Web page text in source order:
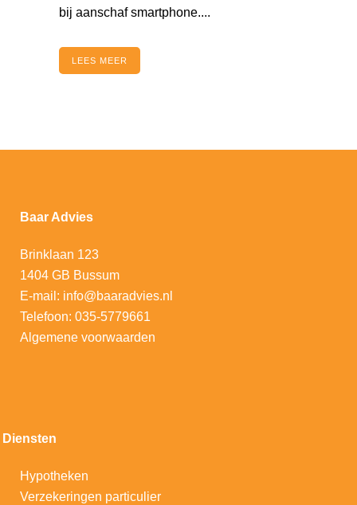
bij aanschaf smartphone....
LEES MEER
Baar Advies
Brinklaan 123
1404 GB Bussum
E-mail: info@baaradvies.nl
Telefoon: 035-5779661
Algemene voorwaarden
Diensten
Hypotheken
Verzekeringen particulier